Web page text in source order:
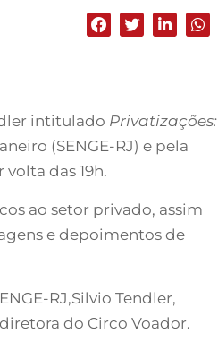
intitulado Privatizações:
(SENGE-RJ) e pela
das 19h.
ao setor privado, assim
e depoimentos de
RJ,Silvio Tendler,
do Circo Voador.